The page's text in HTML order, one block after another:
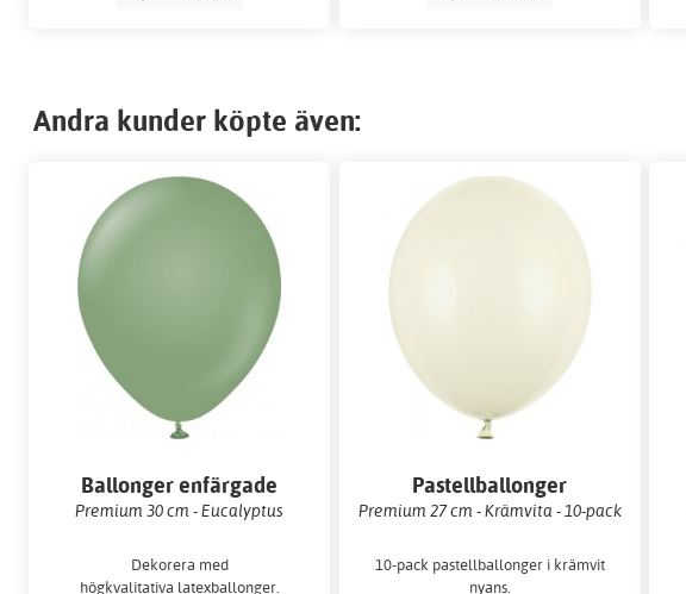
Andra kunder köpte även:
Ballonger enfärgade
Premium 30 cm - Eucalyptus
Dekorera med
högkvalitativa latexballonger.
Pastellballonger
Premium 27 cm - Krämvita - 10-pack
10-pack pastellballonger i krämvit
nyans.